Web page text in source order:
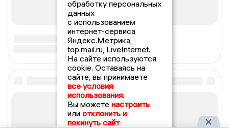
обработку персональных
данных
с использованием
интернет-сервиса
Яндекс.Метрика,
top.mail.ru, LiveInternet.
На сайте используются
cookie. Оставаясь на
сайте, вы принимаете
все условия
использования.
Вы можете настроить
или отклонить и
покинуть сайт